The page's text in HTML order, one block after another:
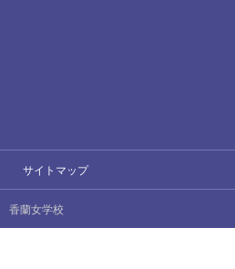
サイトマップ
香蘭女学校